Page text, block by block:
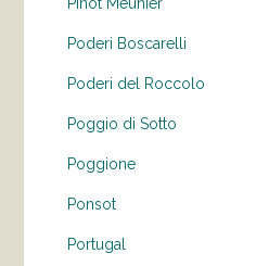
Poderi Boscarelli
Poderi del Roccolo
Poggio di Sotto
Poggione
Ponsot
Portugal